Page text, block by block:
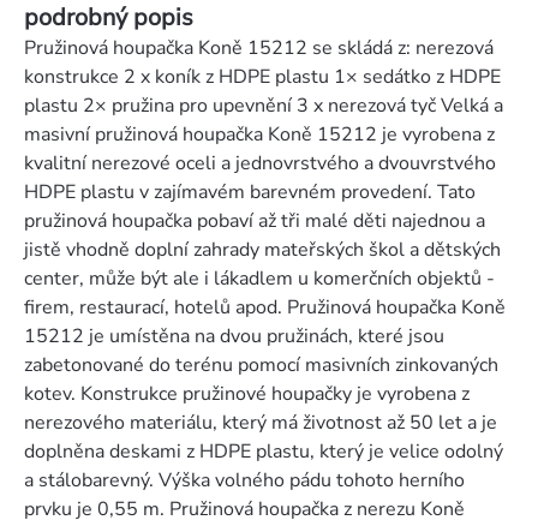
podrobný popis
Pružinová houpačka Koně 15212 se skládá z: nerezová
konstrukce 2 x koník z HDPE plastu 1× sedátko z HDPE
plastu 2× pružina pro upevnění 3 x nerezová tyč Velká a
masivní pružinová houpačka Koně 15212 je vyrobena z
kvalitní nerezové oceli a jednovrstvého a dvouvrstvého
HDPE plastu v zajímavém barevném provedení. Tato
pružinová houpačka pobaví až tři malé děti najednou a
jistě vhodně doplní zahrady mateřských škol a dětských
center, může být ale i lákadlem u komerčních objektů -
firem, restaurací, hotelů apod. Pružinová houpačka Koně
15212 je umístěna na dvou pružinách, které jsou
zabetonované do terénu pomocí masivních zinkovaných
kotev. Konstrukce pružinové houpačky je vyrobena z
nerezového materiálu, který má životnost až 50 let a je
doplněna deskami z HDPE plastu, který je velice odolný
a stálobarevný. Výška volného pádu tohoto herního
prvku je 0,55 m. Pružinová houpačka z nerezu Koně